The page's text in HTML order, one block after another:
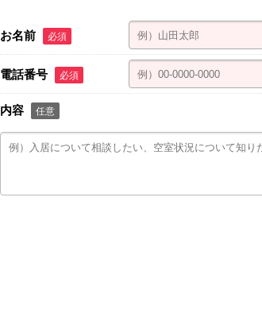
お名前 必須
電話番号 必須
内容 任意